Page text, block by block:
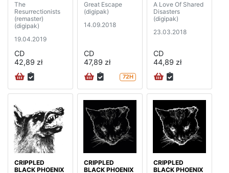
The
Resurrectionists
(remaster)
(digipak)
19.04.2019
CD
42,89 zł
Great Escape
(digipak)
14.09.2018
CD
47,89 zł
72H
A Love Of Shared
Disasters
(digipak)
23.03.2018
CD
44,89 zł
CRIPPLED
BLACK PHOENIX
CRIPPLED
BLACK PHOENIX
CRIPPLED
BLACK PHOENIX